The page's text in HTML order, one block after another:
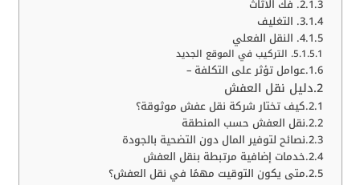
2. فك الأثاث
3. التغليف
4. النقل الفعلي
5. التركيب في الموقع الجديد
عوامل تؤثر على التكلفة –
دليل نقل العفش
كيف تختار شركة نقل عفش موثوقة؟
نقل العفش حسب المنطقة
نصائح لتوفير المال دون التضحية بالجودة
خدمات إضافية مرتبطة بنقل العفش
متى يكون التوقيت مهمًا في نقل العفش؟